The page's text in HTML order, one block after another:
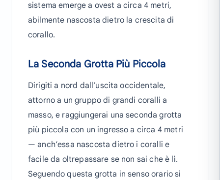
sistema emerge a ovest a circa 4 metri,
abilmente nascosta dietro la crescita di
corallo.
La Seconda Grotta Più Piccola
Dirigiti a nord dall’uscita occidentale,
attorno a un gruppo di grandi coralli a
masso, e raggiungerai una seconda grotta
più piccola con un ingresso a circa 4 metri
— anch’essa nascosta dietro i coralli e
facile da oltrepassare se non sai che è lì.
Seguendo questa grotta in senso orario si